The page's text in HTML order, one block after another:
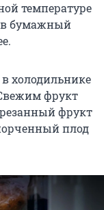
температуре
в бумажный
холодильнике
фрукт
фрукт
плод